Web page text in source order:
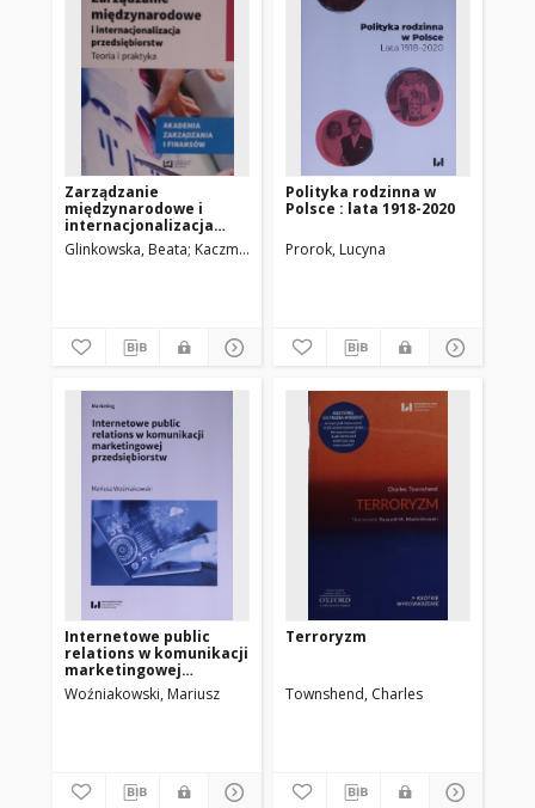
Zarządzanie
międzynarodowe i
internacjonalizacja
przedsiębiorstw : teoria
i praktyka
Glinkowska, Beata Kaczmarek, Bogusław
Polityka rodzinna w
Polsce : lata 1918-2020
Prorok, Lucyna
Internetowe public
relations w komunikacji
marketingowej
przedsiębiorstw
Woźniakowski, Mariusz
Terroryzm
Townshend, Charles